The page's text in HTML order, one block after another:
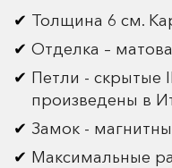
Толщина 6 см.
Отделка –
Петли - скрытые
произведены в
Замок -
Максимальные